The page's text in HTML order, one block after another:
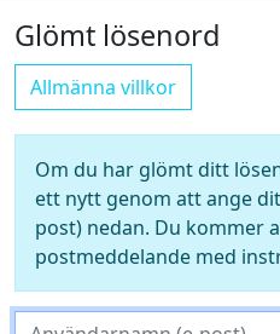
Glömt lösenord
Allmänna villkor
Om du har glömt ditt
ett nytt genom att ange
post) nedan. Du kommer
postmeddelande med